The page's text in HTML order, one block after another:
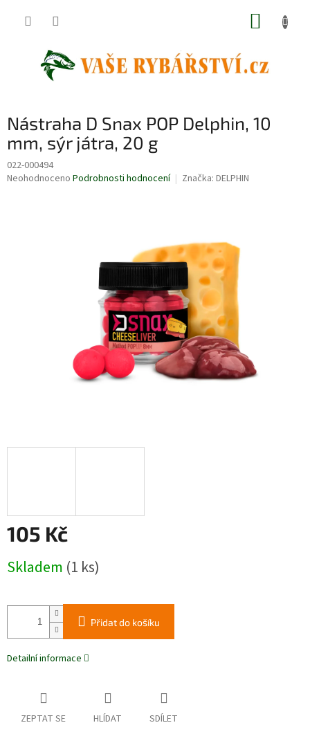
Nástraha D Snax POP Delphin, 10
mm, sýr játra, 20 g
022-000494
Průměrné
Neohodnoceno Podrobnosti hodnocení Značka: DELPHIN
105 Kč
cena:
Skladem (1 ks)
Přidat do košíku
Detailní informace
ZEPTAT SE HLÍDAT SDÍLET